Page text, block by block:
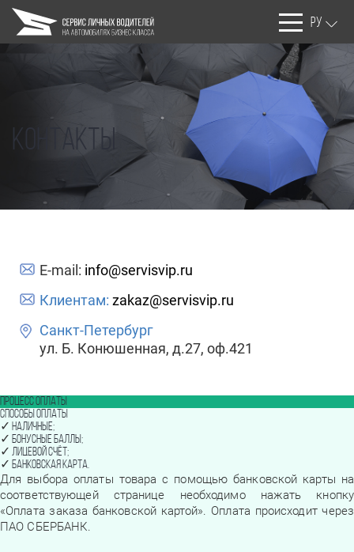
РУ
Контакты
E-mail: info@servisvip.ru
Клиентам: zakaz@servisvip.ru
Санкт-Петербург
ул. Б. Конюшенная, д.27, оф.421
Процесс оплаты
Способы оплаты
✓ наличные;
✓ бонусные баллы;
✓ лицевой счёт;
✓ банковская карта.
Для выбора оплаты товара с помощью банковской карты на
соответствующей странице необходимо нажать кнопку
«Оплата заказа банковской картой». Оплата происходит через
ПАО СБЕРБАНК.